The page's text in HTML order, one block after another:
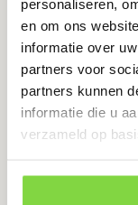
personaliseren,
en om ons
informatie over
partners voor
partners kunnen
informatie die u
verzameld op
€14.75
Bekijk